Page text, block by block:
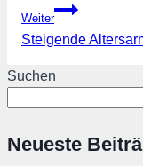
Weiter
Steigende
Suchen
Neueste